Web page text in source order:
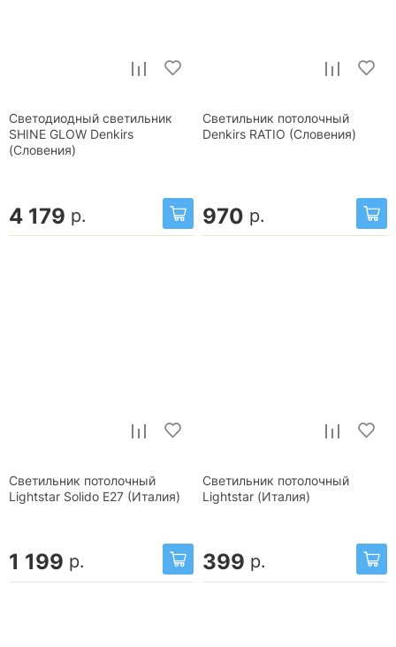
Светодиодный светильник
SHINE GLOW Denkirs
(Словения)
4 179 р.
Светильник потолочный
Denkirs RATIO (Словения)
970 р.
Светильник потолочный
Lightstar Solido E27 (Италия)
1 199 р.
Светильник потолочный
Lightstar (Италия)
399 р.